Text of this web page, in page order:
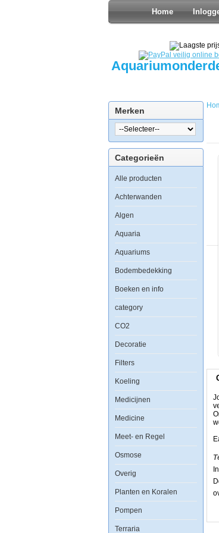
Home
Merken
Categorieën
Alle producten
Achterwanden
Algen
Aquaria
Aquariums
Bodembedekking
Boeken en info
category
CO2
Decoratie
Filters
Koeling
Medicijnen
Medicine
Meet- en Regel
Osmose
Overig
Planten en Koralen
Pompen
Terraria
ook
zit,
het
van
en